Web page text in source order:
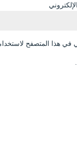
في هذا المتصفح